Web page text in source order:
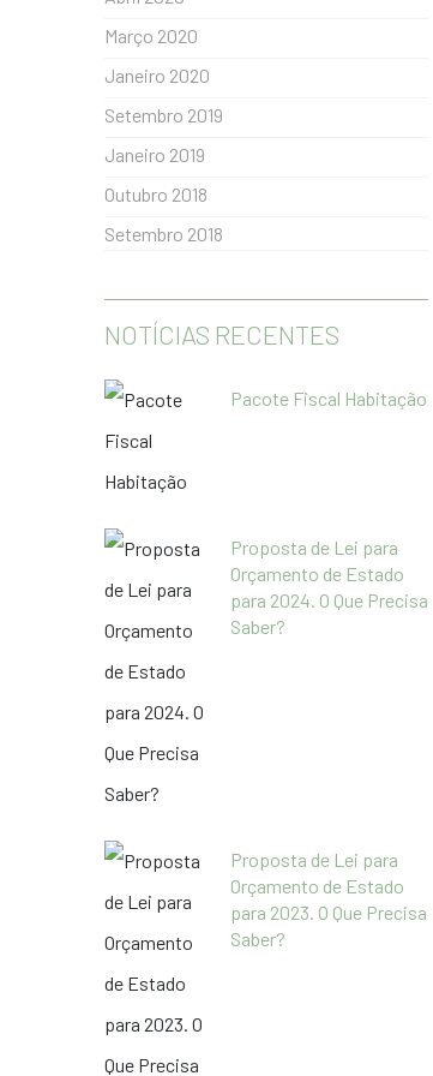
Março 2020
Janeiro 2020
Setembro 2019
Janeiro 2019
Outubro 2018
Setembro 2018
NOTÍCIAS RECENTES
Pacote Fiscal Habitação
Proposta de Lei para
Orçamento de Estado
para 2024. O Que Precisa
Saber?
Proposta de Lei para
Orçamento de Estado
para 2023. O Que Precisa
Saber?